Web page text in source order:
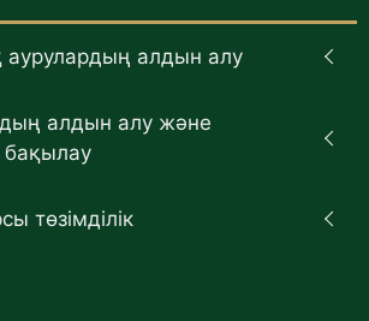
алдын алу
алдын алу және
төзімділік